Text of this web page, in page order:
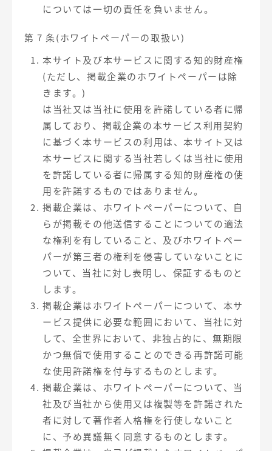
については一切の責任を負いません。
第 7 条(ホワイトペーパーの取扱い)
本サイト及び本サービスに関する知的財産権
(ただし、掲載企業のホワイトペーパーは除
きます。)
は当社又は当社に使用を許諾している者に帰
属しており、掲載企業の本サービス利用契約
に基づく本サービスの利用は、本サイト又は
本サービスに関する当社若しくは当社に使用
を許諾している者に帰属する知的財産権の使
用を許諾するものではありません。
掲載企業は、ホワイトペーパーについて、自
らが掲載その他送信することについての適法
な権利を有していること、及びホワイトペー
パーが第三者の権利を侵害していないことに
ついて、当社に対し表明し、保証するものと
します。
掲載企業はホワイトペーパーについて、本サ
ービス提供に必要な範囲において、当社に対
して、全世界において、非独占的に、無期限
かつ無償で使用することのできる再許諾可能
な使用許諾権を付与するものとします。
掲載企業は、ホワイトペーパーについて、当
社及び当社から使用又は複製等を許諾された
者に対して著作者人格権を行使しないこと
に、予め異議無く同意するものとします。